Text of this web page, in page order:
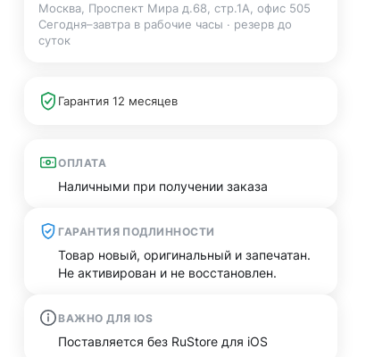
Москва, Проспект Мира д.68, стр.1А, офис 505
Сегодня–завтра в рабочие часы · резерв до
суток
Гарантия 12 месяцев
ОПЛАТА
Наличными при получении заказа
ГАРАНТИЯ ПОДЛИННОСТИ
Товар новый, оригинальный и запечатан.
Не активирован и не восстановлен.
ВАЖНО ДЛЯ IOS
Поставляется без RuStore для iOS